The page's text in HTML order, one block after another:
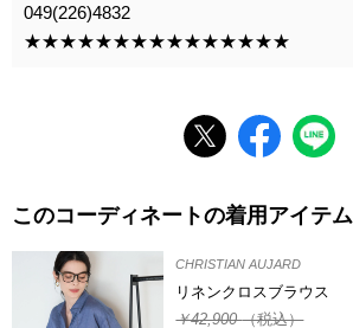
049(226)4832
★★★★★★★★★★★★★★★
このコーディネートの着用アイテム
CHRISTIAN AUJARD
リネンクロスブラウス
￥42,900（税込）